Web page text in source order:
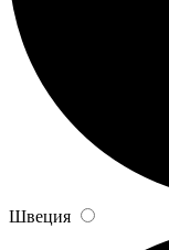
Швеция